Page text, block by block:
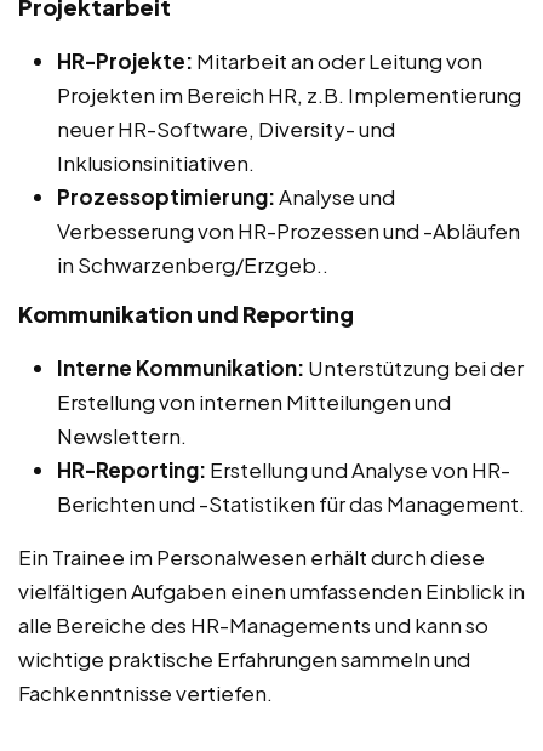
Projektarbeit
HR-Projekte: Mitarbeit an oder Leitung von
Projekten im Bereich HR, z.B. Implementierung
neuer HR-Software, Diversity- und
Inklusionsinitiativen.
Prozessoptimierung:Analyse und
Verbesserung von HR-Prozessen und -Abläufen
in Schwarzenberg/Erzgeb..
Kommunikation und Reporting
Interne Kommunikation: Unterstützung bei der
Erstellung von internen Mitteilungen und
Newslettern.
HR-Reporting: Erstellung und Analyse von HR-
Berichten und -Statistiken für das Management.
Ein Trainee im Personalwesen erhält durch diese
vielfältigen Aufgaben einen umfassenden Einblick in
alle Bereiche des HR-Managements und kann so
wichtige praktische Erfahrungen sammeln und
Fachkenntnisse vertiefen.